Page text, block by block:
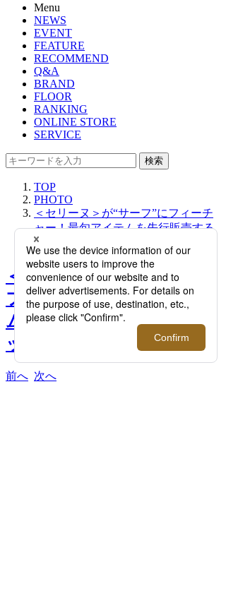
Menu
NEWS
EVENT
FEATURE
RECOMMEND
Q&A
BRAND
FLOOR
RANKING
ONLINE STORE
SERVICE
検索
TOP
PHOTO
＜セリーヌ＞が“サーフ”にフィーチ
ャー！最旬アイテムを先行販売する
ポップアップストアをオープン
＜セリーヌ＞が“サーフ”に
フィーチャー！最旬アイテ
ムを先行販売するポップア
ップストアをオープン >>
前へ 次へ